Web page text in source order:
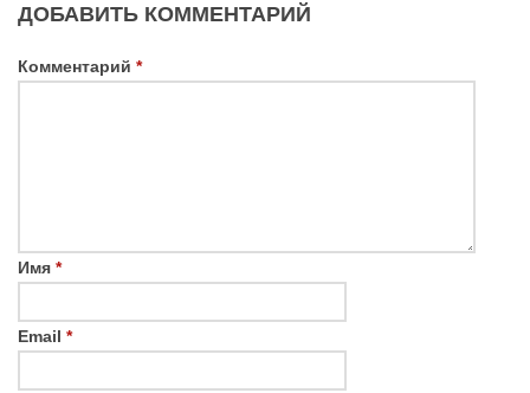
ДОБАВИТЬ КОММЕНТАРИЙ
Комментарий *
Имя *
Email *